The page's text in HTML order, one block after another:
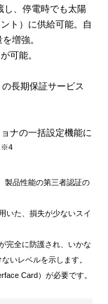
し、停電時でも太陽
ト）に供給可能。自
増強。
可能。
長期保証サービス
ナの一括設定機能に
※4
品性能の第三者認証の
た、損失が少ないスイ
完全に防護され、いかな
いレベルを示します。
Card）が必要です。